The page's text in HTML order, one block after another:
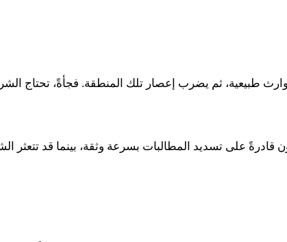
ثم يضرب إعصار تلك المنطقة. فجأةً، تحتاج
على تسديد المطالبات بسرعة وثقة، بينما قد تتعثر